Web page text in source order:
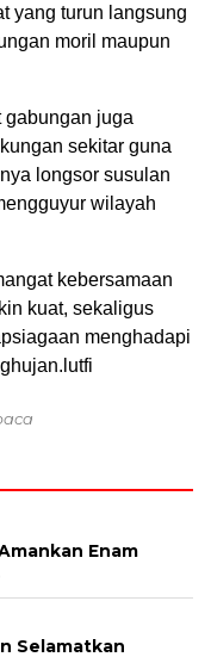
yang turun langsung
moril maupun
gabungan juga
sekitar guna
longsor susulan
wilayah
kebersamaan
kuat, sekaligus
menghadapi
Enam
Selamatkan